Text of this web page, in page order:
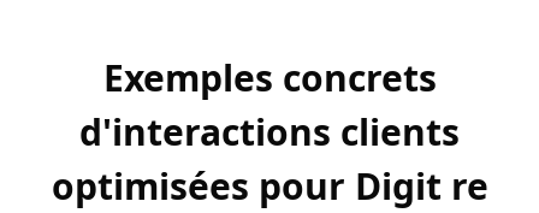
Exemples concrets
d'interactions clients
optimisées pour Digit re